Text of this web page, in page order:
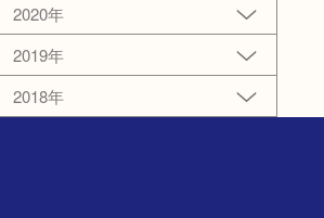
2020年
2019年
2018年